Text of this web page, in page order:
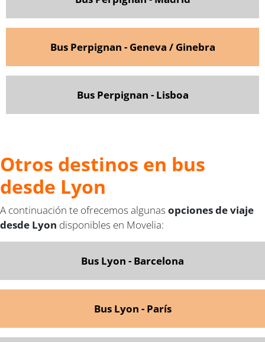
Bus Perpignan - Geneva / Ginebra
Bus Perpignan - Lisboa
Otros destinos en bus
desde Lyon
A continuación te ofrecemos algunas opciones de viaje
desde Lyon disponibles en Movelia:
Bus Lyon - Barcelona
Bus Lyon - París